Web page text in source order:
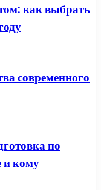
как выбрать
современного
по
и кому